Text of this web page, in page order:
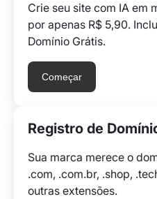
Crie seu site com IA em
por apenas R$ 5,90.
Domínio Grátis.
Começar
Registro de
Sua marca merece o
.com, .com.br, .shop,
outras extensões.